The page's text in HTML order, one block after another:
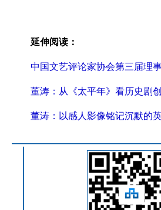
延伸阅读：
中国文艺评论家协会第三届理
董涛：从《太平年》看历史剧
董涛：以感人影像铭记沉默的